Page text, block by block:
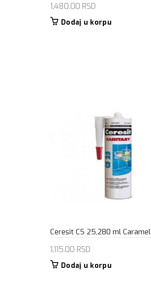
1,480.00 RSD
Dodaj u korpu
Ceresit CS 25,280 ml Caramel
1,115.00 RSD
Dodaj u korpu